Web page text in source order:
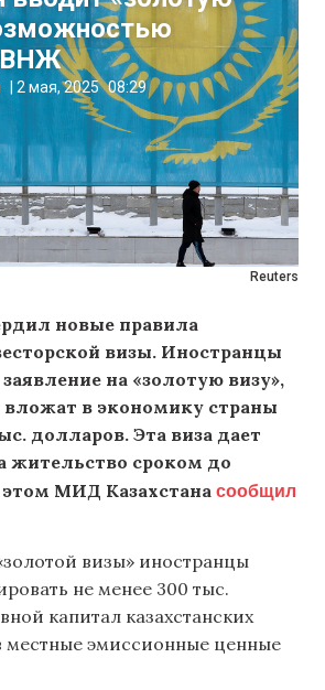
Reuters
ВНЖ
2 мая, 2025 08:29
новые правила
визы. Иностранцы
на «золотую визу»,
вложат в экономику страны
долларов. Эта виза дает
жительство сроком до
МИД Казахстана сообщил
визы» иностранцы
не менее 300 тыс.
капитал казахстанских
эмиссионные ценные